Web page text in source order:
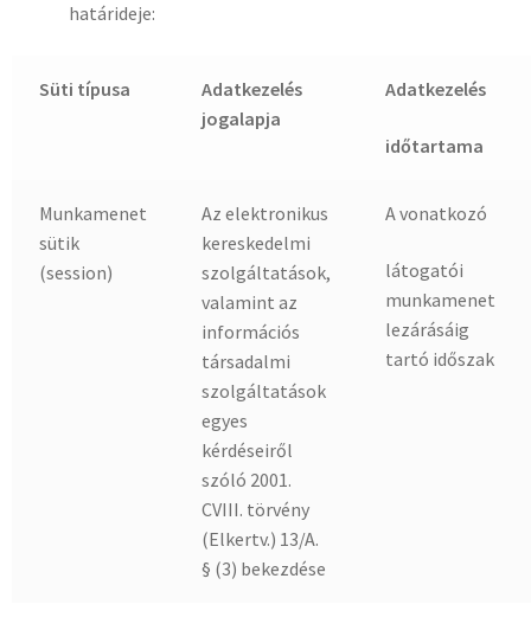
határideje:
Süti típusa
Adatkezelés
jogalapja
Adatkezelés
időtartama
Munkamenet
sütik
(session)
Az elektronikus
kereskedelmi
szolgáltatások,
valamint az
információs
társadalmi
szolgáltatások
egyes
kérdéseiről
szóló 2001.
CVIII. törvény
(Elkertv.) 13/A.
§ (3) bekezdése
A vonatkozó
látogatói
munkamenet
lezárásáig
tartó időszak